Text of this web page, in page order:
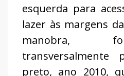
esquerda para
lazer às margens
manobra,
transversalmente
preto, ano 2010,